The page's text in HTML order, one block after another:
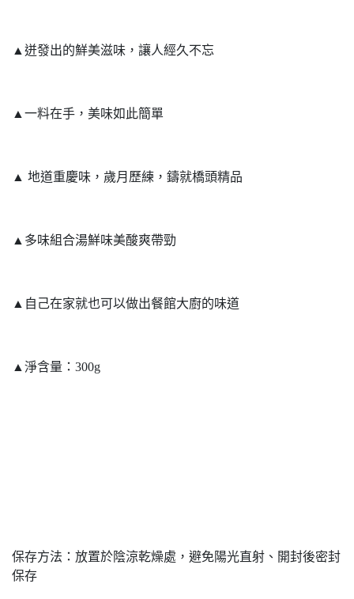
▲迸發出的鮮美滋味，讓人經久不忘
▲一料在手，美味如此簡單
▲ 地道重慶味，歲月歷練，鑄就橋頭精品
▲多味組合湯鮮味美酸爽帶勁
▲自己在家就也可以做出餐館大廚的味道
▲淨含量：300g
保存方法：放置於陰涼乾燥處，避免陽光直射、開封後密封
保存